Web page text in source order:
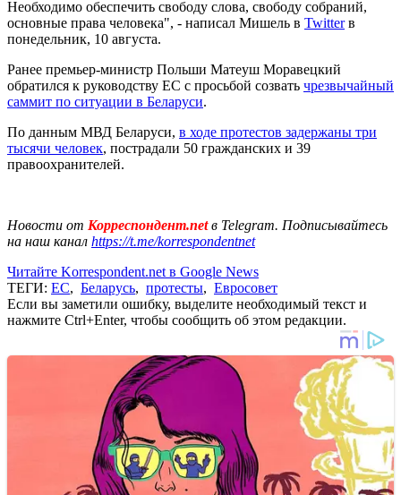
Необходимо обеспечить свободу слова, свободу собраний,
основные права человека", - написал Мишель в Twitterв
понедельник, 10 августа.
Ранее премьер-министр Польши Матеуш Моравецкий
обратился к руководству ЕС с просьбой созвать чрезвычайный
саммит по ситуации в Беларуси.
По данным МВД Беларуси, в ходе протестов задержаны три
тысячи человек, пострадали 50 гражданских и 39
правоохранителей.
Новости от Корреспондент.netв Telegram. Подписывайтесь
на наш канал https://t.me/korrespondentnet
Читайте Korrespondent.net в Google News
ТЕГИ: ЕС, Беларусь, протесты, Евросовет
Если вы заметили ошибку, выделите необходимый текст и
нажмите Ctrl+Enter, чтобы сообщить об этом редакции.